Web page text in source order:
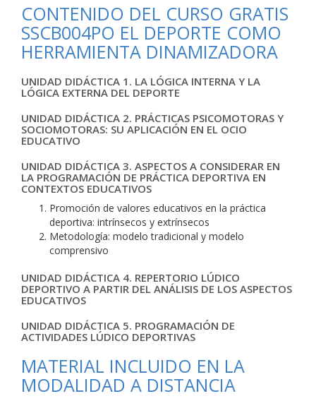
CONTENIDO DEL CURSO GRATIS
SSCB004PO EL DEPORTE COMO
HERRAMIENTA DINAMIZADORA
UNIDAD DIDÁCTICA 1. LA LÓGICA INTERNA Y LA
LÓGICA EXTERNA DEL DEPORTE
UNIDAD DIDÁCTICA 2. PRÁCTICAS PSICOMOTORAS Y
SOCIOMOTORAS: SU APLICACIÓN EN EL OCIO
EDUCATIVO
UNIDAD DIDÁCTICA 3. ASPECTOS A CONSIDERAR EN
LA PROGRAMACIÓN DE PRÁCTICA DEPORTIVA EN
CONTEXTOS EDUCATIVOS
Promoción de valores educativos en la práctica
deportiva: intrínsecos y extrínsecos
Metodología: modelo tradicional y modelo
comprensivo
UNIDAD DIDÁCTICA 4. REPERTORIO LÚDICO
DEPORTIVO A PARTIR DEL ANÁLISIS DE LOS ASPECTOS
EDUCATIVOS
UNIDAD DIDÁCTICA 5. PROGRAMACIÓN DE
ACTIVIDADES LÚDICO DEPORTIVAS
MATERIAL INCLUIDO EN LA
MODALIDAD A DISTANCIA